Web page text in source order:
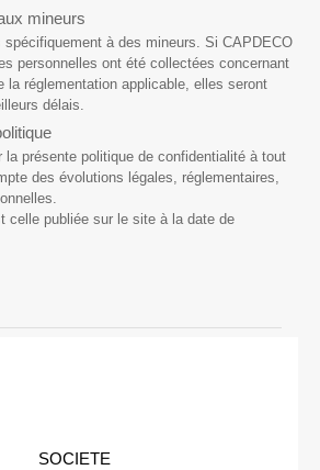
mineurs
spécifiquement à des mineurs. Si CAPDECO
personnelles ont été collectées concernant
la réglementation applicable, elles seront
délais.
la présente politique de confidentialité à tout
des évolutions légales, réglementaires,
celle publiée sur le site à la date de
SOCIETE